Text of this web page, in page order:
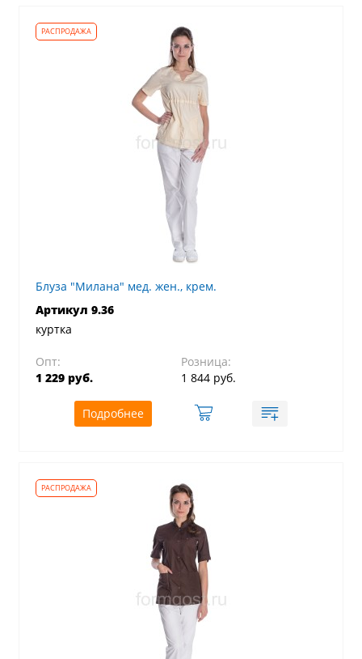
Блуза "Милана" мед. жен., крем.
Артикул 9.36
куртка
Опт:
1 229 руб.
Розница:
1 844 руб.
Подробнее